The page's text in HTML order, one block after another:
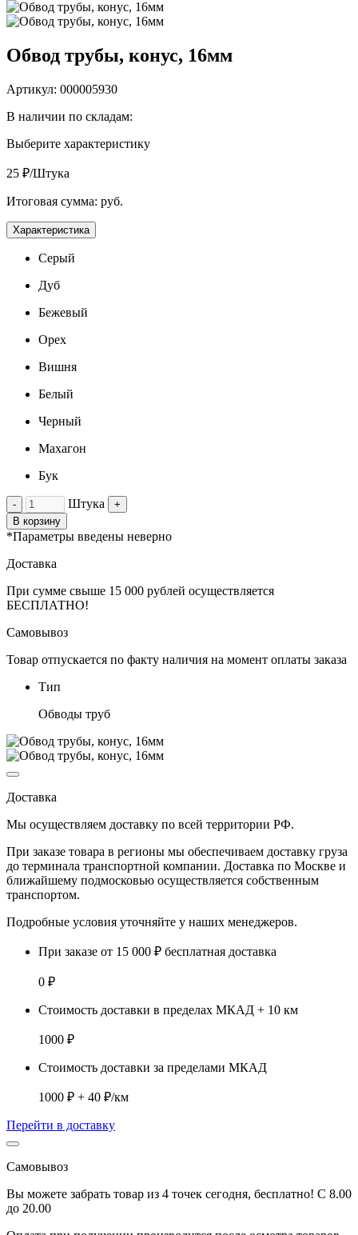
Обвод трубы, конус, 16мм
Артикул: 000005930
В наличии по складам:
Выберите характеристику
25 ₽/Штука
Итоговая сумма: руб.
Характеристика
Серый
Дуб
Бежевый
Орех
Вишня
Белый
Черный
Махагон
Бук
- Штука
+
В корзину
*Параметры введены неверно
Доставка
При сумме свыше 15 000 рублей осуществляется
БЕСПЛАТНО!
Самовывоз
Товар отпускается по факту наличия на момент оплаты заказа
Тип
Обводы труб
Доставка
Мы осуществляем доставку по всей территории РФ.
При заказе товара в регионы мы обеспечиваем доставку груза
до терминала транспортной компании. Доставка по Москве и
ближайшему подмосковью осуществляется собственным
транспортом.
Подробные условия уточняйте у наших менеджеров.
При заказе от 15 000 ₽ бесплатная доставка
0 ₽
Стоимость доставки в пределах МКАД + 10 км
1000 ₽
Стоимость доставки за пределами МКАД
1000 ₽ + 40 ₽/км
Перейти в доставку
Самовывоз
Вы можете забрать товар из 4 точек сегодня, бесплатно! С 8.00
до 20.00